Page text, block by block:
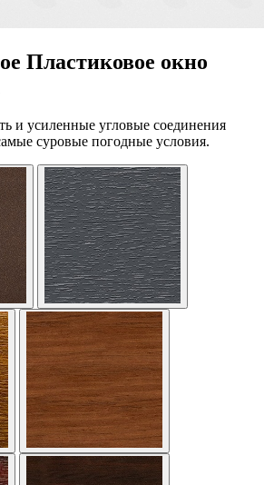
Пластиковое окно
и усиленные угловые соединения
суровые погодные условия.